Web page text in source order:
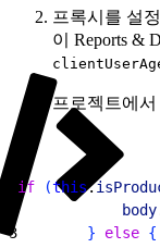
프록시를 설
이 Reports &
프로젝트에
if (this.
            body
3
} else {